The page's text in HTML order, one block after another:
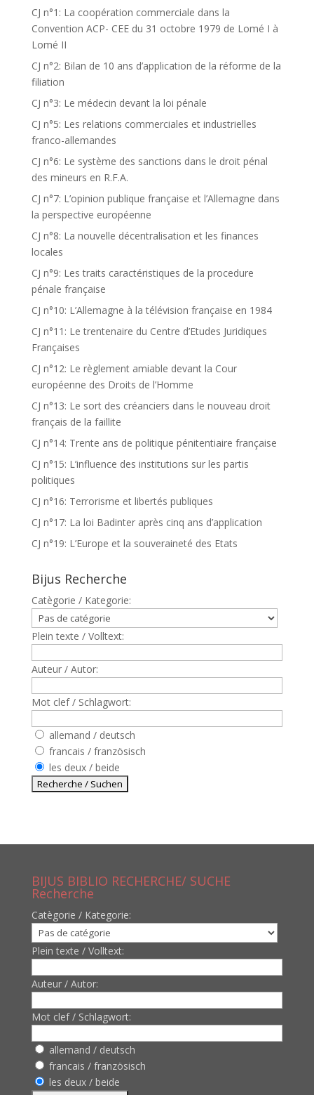
CJ n°1: La coopération commerciale dans la
Convention ACP- CEE du 31 octobre 1979 de Lomé I à
Lomé II
CJ n°2: Bilan de 10 ans d’application de la réforme de la
filiation
CJ n°3: Le médecin devant la loi pénale
CJ n°5: Les relations commerciales et industrielles
franco-allemandes
CJ n°6: Le système des sanctions dans le droit pénal
des mineurs en R.F.A.
CJ n°7: L’opinion publique française et l’Allemagne dans
la perspective européenne
CJ n°8: La nouvelle décentralisation et les finances
locales
CJ n°9: Les traits caractéristiques de la procedure
pénale française
CJ n°10: L’Allemagne à la télévision française en 1984
CJ n°11: Le trentenaire du Centre d’Etudes Juridiques
Françaises
CJ n°12: Le règlement amiable devant la Cour
européenne des Droits de l’Homme
CJ n°13: Le sort des créanciers dans le nouveau droit
français de la faillite
CJ n°14: Trente ans de politique pénitentiaire française
CJ n°15: L’influence des institutions sur les partis
politiques
CJ n°16: Terrorisme et libertés publiques
CJ n°17: La loi Badinter après cinq ans d’application
CJ n°19: L’Europe et la souveraineté des Etats
Bijus Recherche
Catègorie / Kategorie:
Plein texte / Volltext:
Auteur / Autor:
Mot clef / Schlagwort:
allemand / deutsch
francais / französisch
les deux / beide
BIJUS BIBLIO RECHERCHE/ SUCHE
Recherche
Catègorie / Kategorie:
Plein texte / Volltext:
Auteur / Autor:
Mot clef / Schlagwort:
allemand / deutsch
francais / französisch
les deux / beide